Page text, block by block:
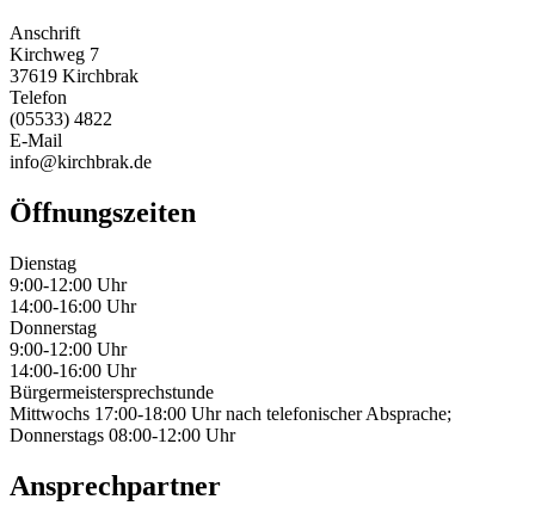
Anschrift
Kirchweg 7
37619 Kirchbrak
Telefon
(05533) 4822
E-Mail
info@kirchbrak.de
Öffnungszeiten
Dienstag
9:00-12:00 Uhr
14:00-16:00 Uhr
Donnerstag
9:00-12:00 Uhr
14:00-16:00 Uhr
Bürgermeistersprechstunde
Mittwochs 17:00-18:00 Uhr nach telefonischer Absprache;
Donnerstags 08:00-12:00 Uhr
Ansprechpartner